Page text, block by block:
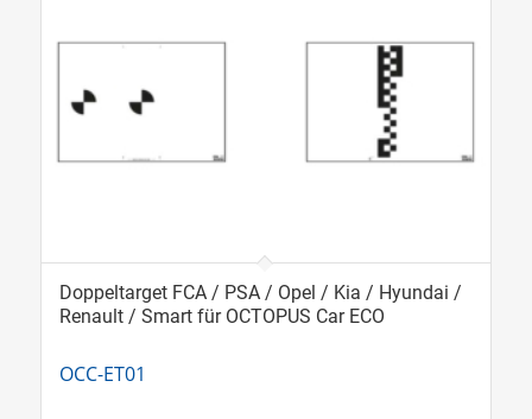
Doppeltarget FCA / PSA / Opel / Kia / Hyundai /
Renault / Smart für OCTOPUS Car ECO
OCC-ET01